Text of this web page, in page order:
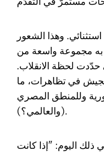
وهذا الشعور
به مجموعة واسعة من
حدّدت لحظة الانقلاب.
في تظاهرات، ما
وللمنطق المصري
(والعالمي؟).
ذلك اليوم: "إذا كانت